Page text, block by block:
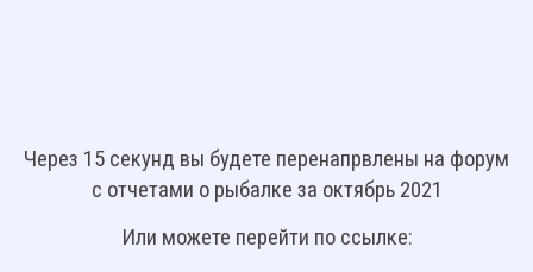
Через 15 секунд вы будете перенапрвлены на форум
с отчетами о рыбалке за октябрь 2021
Или можете перейти по ссылке: